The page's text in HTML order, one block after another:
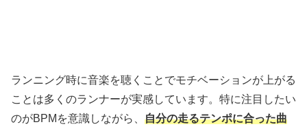
ランニング時に音楽を聴くことでモチベーションが上がる
ことは多くのランナーが実感しています。特に注目したい
のがBPMを意識しながら、 自分の走るテンポに合った曲